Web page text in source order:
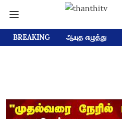
BREAKING ஆயுத எழுத்து